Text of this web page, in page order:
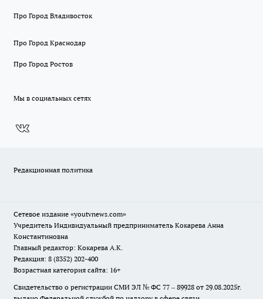
Про Город Владивосток
Про Город Краснодар
Про Город Ростов
Мы в социальных сетях
Редакционная политика
Сетевое издание «youtvnews.com»
Учредитель Индивидуальный предприниматель Кокарева Анна
Константиновна
Главный редактор: Кокарева А.К.
Редакция: 8 (8352) 202-400
Возрастная категория сайта: 16+
Свидетельство о регистрации СМИ ЭЛ № ФС 77 – 89928 от 29.08.2025г.